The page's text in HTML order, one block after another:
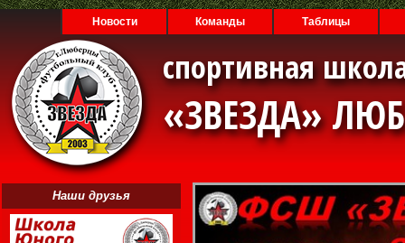
Новости Команды Таблицы
спортивная
«ЗВЕЗДА»
Наши друзья